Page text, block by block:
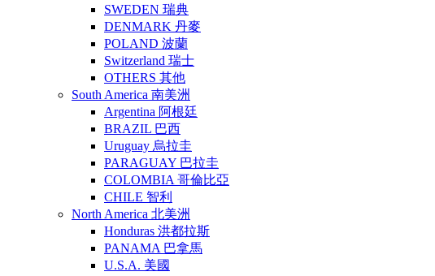
SWEDEN 瑞典
DENMARK 丹麥
POLAND 波蘭
Switzerland 瑞士
OTHERS 其他
South America 南美洲
Argentina 阿根廷
BRAZIL 巴西
Uruguay 烏拉圭
PARAGUAY 巴拉圭
COLOMBIA 哥倫比亞
CHILE 智利
North America 北美洲
Honduras 洪都拉斯
PANAMA 巴拿馬
U.S.A. 美國